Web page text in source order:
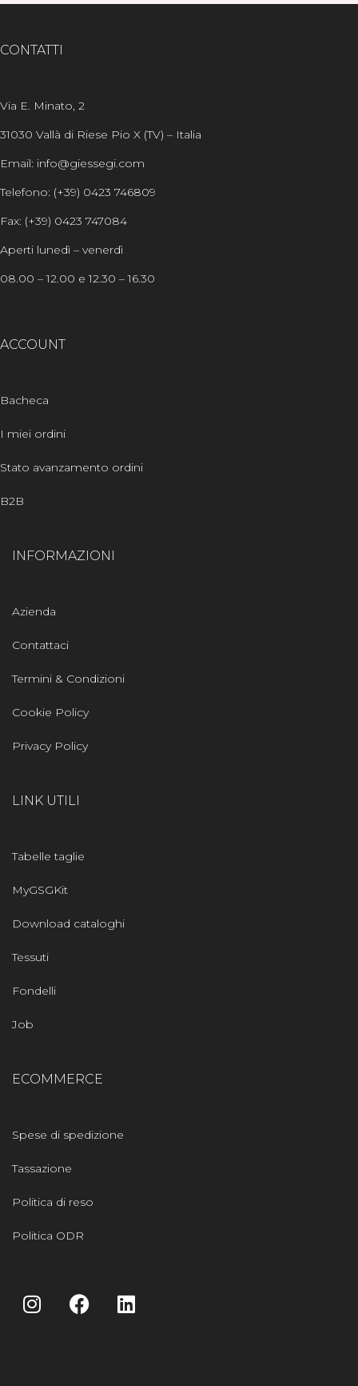
CONTATTI
Via E. Minato, 2
31030 Vallà di Riese Pio X (TV) – Italia
Email: info@giessegi.com
Telefono: (+39) 0423 746809
Fax: (+39) 0423 747084
Aperti lunedì – venerdì
08.00 – 12.00 e 12.30 – 16.30
ACCOUNT
Bacheca
I miei ordini
Stato avanzamento ordini
B2B
INFORMAZIONI
Azienda
Contattaci
Termini & Condizioni
Cookie Policy
Privacy Policy
LINK UTILI
Tabelle taglie
MyGSGKit
Download cataloghi
Tessuti
Fondelli
Job
ECOMMERCE
Spese di spedizione
Tassazione
Politica di reso
Politica ODR